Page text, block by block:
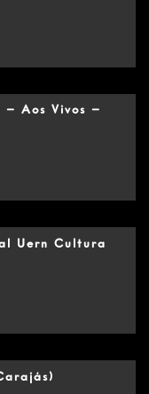
– Aos Vivos –
Uern Cultura